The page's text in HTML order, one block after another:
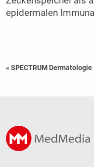
epidermalen
« SPECTRUM Dermatologie